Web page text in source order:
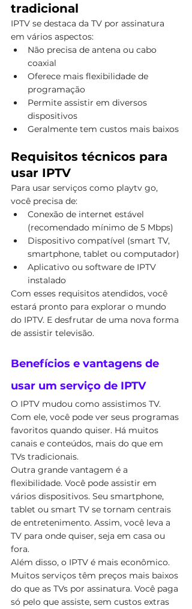
tradicional
IPTV se destaca da TV por assinatura
em vários aspectos:
Não precisa de antena ou cabo
coaxial
Oferece mais flexibilidade de
programação
Permite assistir em diversos
dispositivos
Geralmente tem custos mais baixos
Requisitos técnicos para
usar IPTV
Para usar serviços como playtv go,
você precisa de:
Conexão de internet estável
(recomendado mínimo de 5 Mbps)
Dispositivo compatível (smart TV,
smartphone, tablet ou computador)
Aplicativo ou software de IPTV
instalado
Com esses requisitos atendidos, você
estará pronto para explorar o mundo
do IPTV. E desfrutar de uma nova forma
de assistir televisão.
Benefícios e vantagens de
usar um serviço de IPTV
O IPTV mudou como assistimos TV.
Com ele, você pode ver seus programas
favoritos quando quiser. Há muitos
canais e conteúdos, mais do que em
TVs tradicionais.
Outra grande vantagem é a
flexibilidade. Você pode assistir em
vários dispositivos. Seu smartphone,
tablet ou smart TV se tornam centrais
de entretenimento. Assim, você leva a
TV para onde quiser, seja em casa ou
fora.
Além disso, o IPTV é mais econômico.
Muitos serviços têm preços mais baixos
do que as TVs por assinatura. Você paga
só pelo que assiste, sem custos extras